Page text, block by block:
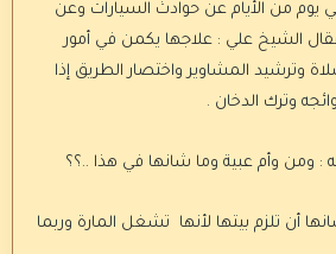
يوم من الأيام عن حوادث السيارات وعن
الشيخ علي : علاجها يكمن في أمور
وترشيد المشاوير واختصار الطريق إذا
وترك الدخان .
: ومن وأم عبية وما شانها في هذا ..؟؟
أن تلزم بيتها لأنها تشغل المارة وربما